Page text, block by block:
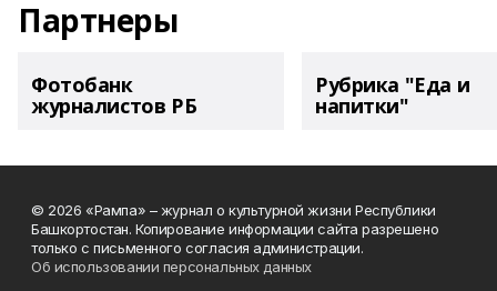
Партнеры
Фотобанк
журналистов РБ
Рубрика "Еда и
напитки"
© 2026 «Рампа» – журнал о культурной жизни Республики
Башкортостан. Копирование информации сайта разрешено
только с письменного согласия администрации.
Об использовании персональных данных